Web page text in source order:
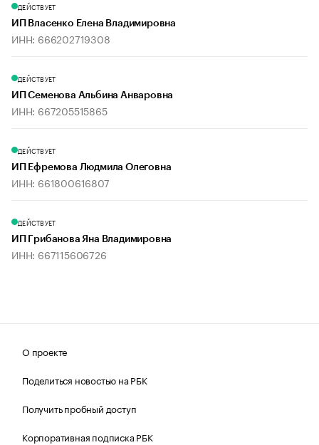
ДЕЙСТВУЕТ
ИП Власенко Елена Владимировна
ИНН: 666202719308
ДЕЙСТВУЕТ
ИП Семенова Альбина Анваровна
ИНН: 667205515865
ДЕЙСТВУЕТ
ИП Ефремова Людмила Олеговна
ИНН: 661800616807
ДЕЙСТВУЕТ
ИП Грибанова Яна Владимировна
ИНН: 667115606726
О проекте
Поделиться новостью на РБК
Получить пробный доступ
Корпоративная подписка РБК